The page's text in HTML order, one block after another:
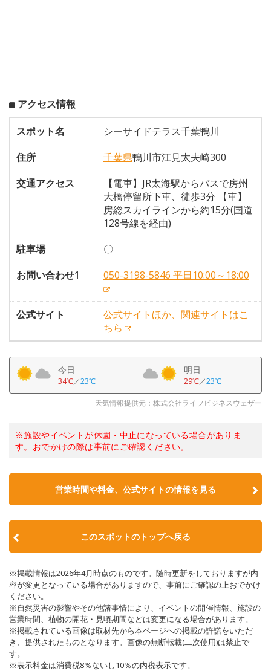
アクセス情報
スポット名
シーサイドテラス千葉鴨川
住所
千葉県鴨川市江見太夫崎300
交通アクセス
【電車】JR太海駅からバスで房州
大橋停留所下車、徒歩3分 【車】
房総スカイラインから約15分(国道
128号線を経由)
駐車場
〇
お問い合わせ1
050-3198-5846 平日10:00～18:00
公式サイト
公式サイトほか、関連サイトはこ
ちら
今日
34℃／23℃
明日
29℃／23℃
天気情報提供元：株式会社ライフビジネスウェザー
※施設やイベントが休園・中止になっている場合がありま
す。おでかけの際は事前にご確認ください。
営業時間や料金、公式サイトの情報を見る
このスポットのトップへ戻る
※掲載情報は2026年4月時点のものです。随時更新をしておりますが内
容が変更となっている場合がありますので、事前にご確認の上おでかけ
ください。
※自然災害の影響やその他諸事情により、イベントの開催情報、施設の
営業時間、植物の開花・見頃期間などは変更になる場合があります。
※掲載されている画像は取材先から本ページへの掲載の許諾をいただ
き、提供されたものとなります。画像の無断転載(二次使用)は禁止で
す。
※表示料金は消費税8％ないし10％の内税表示です。